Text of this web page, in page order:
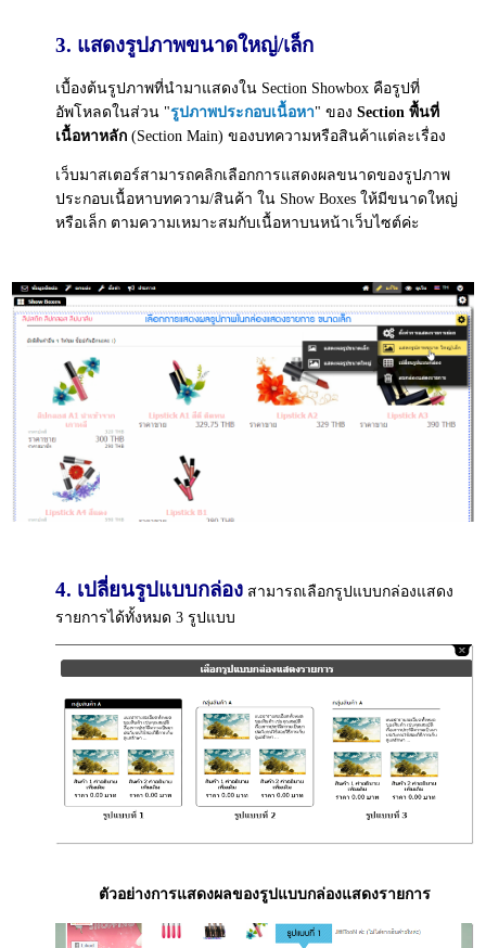
3. แสดงรูปภาพขนาดใหญ่/เล็ก
เบื้องต้นรูปภาพที่นำมาแสดงใน Section Showbox คือรูปที่
อัพโหลดในส่วน "รูปภาพประกอบเนื้อหา" ของSection พื้นที่
เนื้อหาหลัก (Section Main) ของบทความหรือสินค้าแต่ละเรื่อง
เว็บมาสเตอร์สามารถคลิกเลือกการแสดงผลขนาดของรูปภาพ
ประกอบเนื้อหาบทความ/สินค้า ใน Show Boxes ให้มีขนาดใหญ่
หรือเล็ก ตามความเหมาะสมกับเนื้อหาบนหน้าเว็บไซต์ค่ะ
4. เปลี่ยนรูปแบบกล่อง สามารถเลือกรูปแบบกล่องแสดง
รายการได้ทั้งหมด 3 รูปแบบ
ตัวอย่างการแสดงผลของรูปแบบกล่องแสดงรายการ